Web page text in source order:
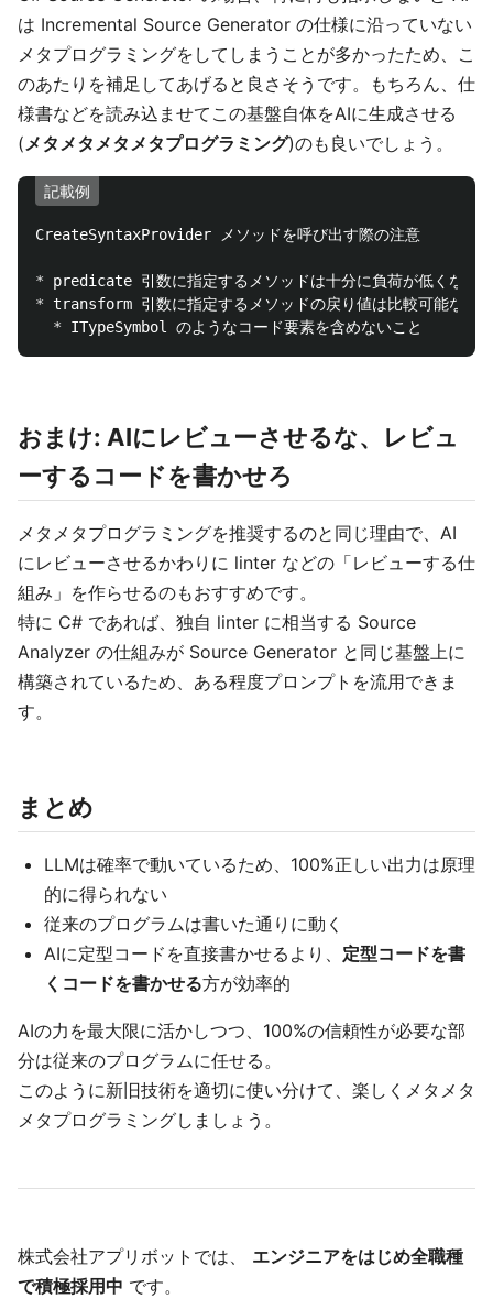
は Incremental Source Generator の仕様に沿っていない
メタプログラミングをしてしまうことが多かったため、こ
のあたりを補足してあげると良さそうです。もちろん、仕
様書などを読み込ませてこの基盤自体をAIに生成させる
(メタメタメタメタプログラミング)のも良いでしょう。
記載例
*
*
  *
おまけ: AIにレビューさせるな、レビュ
ーするコードを書かせろ
メタメタプログラミングを推奨するのと同じ理由で、AI
にレビューさせるかわりに linter などの「レビューする仕
組み」を作らせるのもおすすめです。
特に C# であれば、独自 linter に相当する Source
Analyzer の仕組みが Source Generator と同じ基盤上に
構築されているため、ある程度プロンプトを流用できま
す。
まとめ
LLMは確率で動いているため、100%正しい出力は原理
的に得られない
従来のプログラムは書いた通りに動く
AIに定型コードを直接書かせるより、 定型コードを書
くコードを書かせる方が効率的
AIの力を最大限に活かしつつ、100%の信頼性が必要な部
分は従来のプログラムに任せる。
このように新旧技術を適切に使い分けて、楽しくメタメタ
メタプログラミングしましょう。
株式会社アプリボットでは、 エンジニアをはじめ全職種
で積極採用中 です。